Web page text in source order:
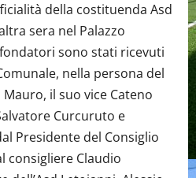
della costituenda Asd
sera nel Palazzo
sono stati ricevuti
nella persona del
il suo vice Cateno
Curcuruto e
Presidente del Consiglio
consigliere Claudio